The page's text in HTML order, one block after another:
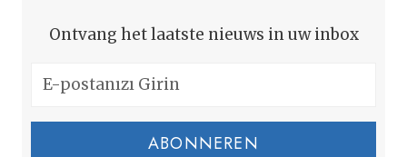
Ontvang het laatste nieuws in uw inbox
ABONNEREN